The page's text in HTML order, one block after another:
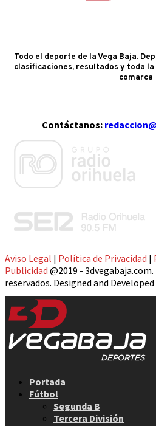
Todo el deporte de la Vega Baja.
clasificaciones, resultados y toda
comarca
Contáctanos:
Aviso Legal | Política de Privacidad |
Publicidad @2019 -
reservados. Designed and
Portada
Fútbol
Segunda B
Tercera División